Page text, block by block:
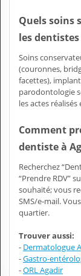
Quels soins
les
Soins
(couronnes,
facettes),
parodontologie
les actes
Comment
dentiste à
Recherchez
“Prendre RDV”
souhaité; vous
SMS/e‑mail.
quartier.
Trouver aussi:
- Dermatologue
-Gastro-
-ORL Agadir